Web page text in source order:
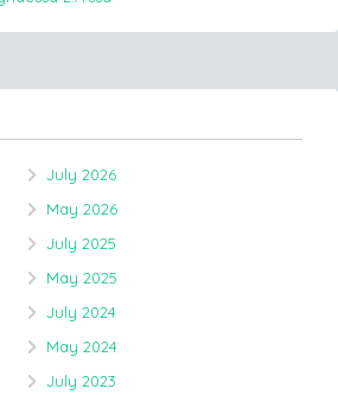
July 2026
May 2026
July 2025
May 2025
July 2024
May 2024
July 2023